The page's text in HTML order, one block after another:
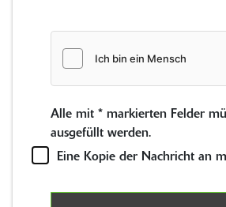
Alle mit * markierten Felder
ausgefüllt werden.
Eine Kopie der Nachricht an